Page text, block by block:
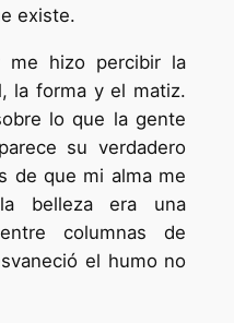
existe.
hizo percibir la
la forma y el matiz.
lo que la gente
su verdadero
de que mi alma me
belleza era una
columnas de
el humo no